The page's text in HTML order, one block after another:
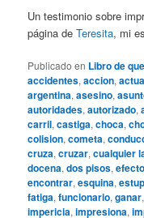
Un testimonio sobre
página deTeresita, mi
Publicado en Libro de
accidentes,accion,
argentina,asesino,
autoridades,autorizado,
carril,castiga,choca,
colision,cometa,
cruza,cruzar,cualquier
docena,dos pisos,efecto
encontrar,esquina,
fatiga,funcionario,ganar
impericia,impresiona,